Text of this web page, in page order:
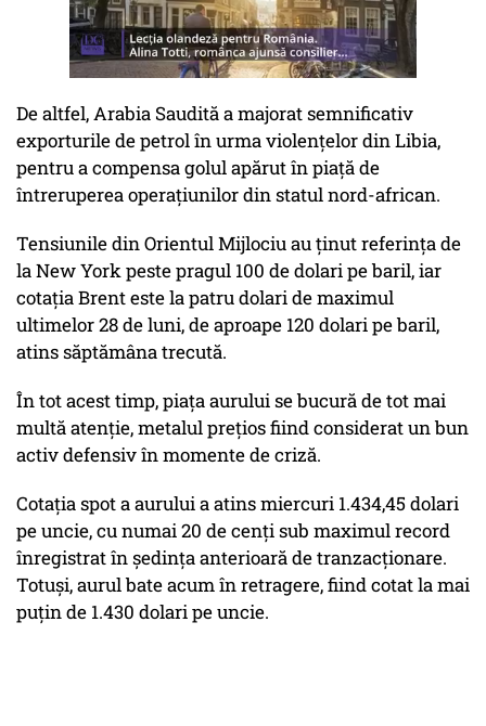
De altfel, Arabia Saudită a majorat semnificativ
exporturile de petrol în urma violenţelor din Libia,
pentru a compensa golul apărut în piaţă de
întreruperea operaţiunilor din statul nord-african.
Tensiunile din Orientul Mijlociu au ţinut referinţa de
la New York peste pragul 100 de dolari pe baril, iar
cotaţia Brent este la patru dolari de maximul
ultimelor 28 de luni, de aproape 120 dolari pe baril,
atins săptămâna trecută.
În tot acest timp, piaţa aurului se bucură de tot mai
multă atenţie, metalul preţios fiind considerat un bun
activ defensiv în momente de criză.
Cotaţia spot a aurului a atins miercuri 1.434,45 dolari
pe uncie, cu numai 20 de cenţi sub maximul record
înregistrat în şedinţa anterioară de tranzacţionare.
Totuşi, aurul bate acum în retragere, fiind cotat la mai
puţin de 1.430 dolari pe uncie.